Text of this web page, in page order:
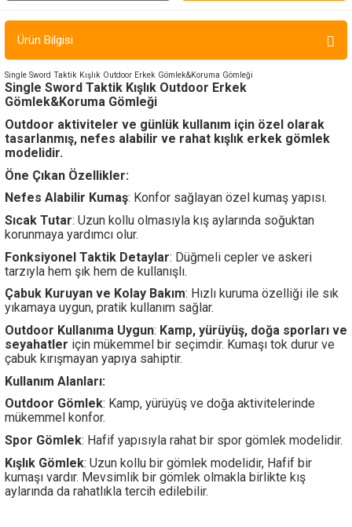
Ürün Bilgisi
Single Sword Taktik Kışlık Outdoor Erkek Gömlek&Koruma Gömleği
Single Sword Taktik Kışlık Outdoor Erkek
Gömlek&Koruma Gömleği
Outdoor aktiviteler ve günlük kullanım için özel olarak
tasarlanmış, nefes alabilir ve rahat kışlık erkek gömlek
modelidir.
Öne Çıkan Özellikler:
Nefes Alabilir Kumaş: Konfor sağlayan özel kumaş yapısı.
Sıcak Tutar: Uzun kollu olmasıyla kış aylarında soğuktan
korunmaya yardımcı olur.
Fonksiyonel Taktik Detaylar: Düğmeli cepler ve askeri
tarzıyla hem şık hem de kullanışlı.
Çabuk Kuruyan ve Kolay Bakım: Hızlı kuruma özelliği ile sık
yıkamaya uygun, pratik kullanım sağlar.
Outdoor Kullanıma Uygun: Kamp, yürüyüş, doğa sporları ve
seyahatler için mükemmel bir seçimdir. Kumaşı tok durur ve
çabuk kırışmayan yapıya sahiptir.
Kullanım Alanları:
Outdoor Gömlek: Kamp, yürüyüş ve doğa aktivitelerinde
mükemmel konfor.
Spor Gömlek: Hafif yapısıyla rahat bir spor gömlek modelidir.
Kışlık Gömlek: Uzun kollu bir gömlek modelidir, Hafif bir
kumaşı vardır. Mevsimlik bir gömlek olmakla birlikte kış
aylarında da rahatlıkla tercih edilebilir.